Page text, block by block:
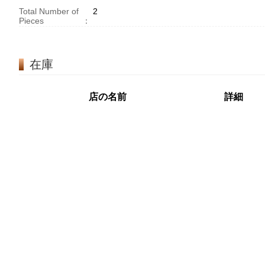
Total Number of
Pieces
：
2
在庫
店の名前 詳細